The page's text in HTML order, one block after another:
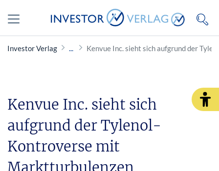
Investor Verlag Kenvue Inc. sieht sich aufgrund der
Kenvue Inc. sieht sich
aufgrund der Tylenol-
Kontroverse mit
Marktturbulenzen